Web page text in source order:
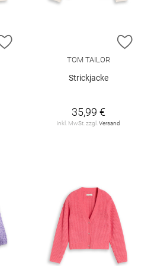
ZUR WUNSCHLISTE HINZUFÜGEN
ZUR
TOM TAILOR
Strickjacke
35,99 €
inkl. MwSt. zzgl. Versand